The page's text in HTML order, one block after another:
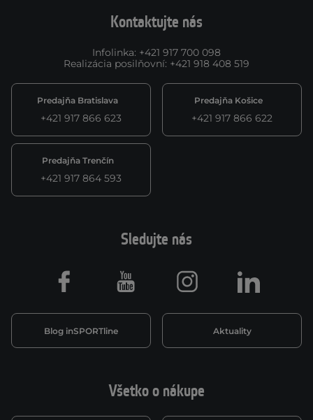
Kontaktujte nás
Infolinka: +421 917 700 098
Realizácia posilňovní: +421 918 408 519
Predajňa Bratislava
+421 917 866 623
Predajňa Košice
+421 917 866 622
Predajňa Trenčín
+421 917 864 593
Všetko o nákupe
Sledujte nás
Blog inSPORTline Aktuality
Facebook Youtube Instagram LinkedIn